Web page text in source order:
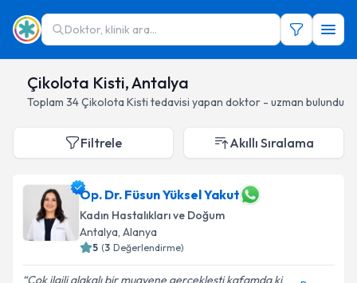
Doktor, klinik ara...
Çikolota Kisti, Antalya
Toplam 34Çikolota Kisti tedavisi yapan doktor - uzman bulundu
Filtrele Akıllı Sıralama
Op. Dr. Füsun Yüksel Yakut
Kadın Hastalıkları ve Doğum
Antalya, Alanya
5 (3 Değerlendirme)
Çok ilgili alakalı bir muayene gerçekleşti kafamda ki